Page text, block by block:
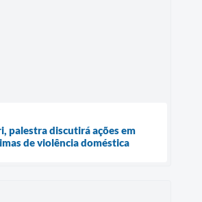
palestra discutirá ações em
de violência doméstica